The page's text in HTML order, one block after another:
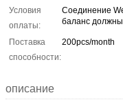
Условия
оплаты:
Соединение
баланс
Поставка
способности:
200pcs/month
описание